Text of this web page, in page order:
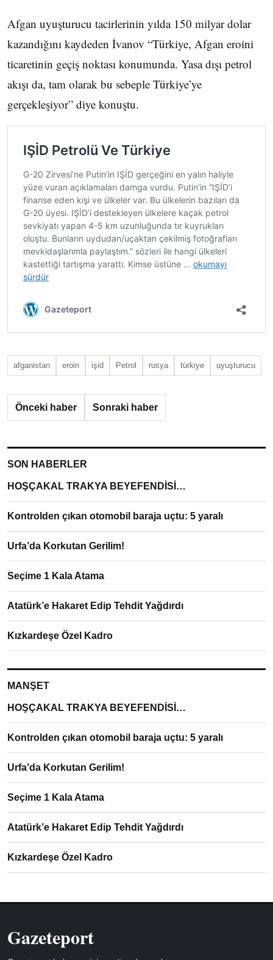
Afgan uyuşturucu tacirlerinin yılda 150 milyar dolar
kazandığını kaydeden İvanov “Türkiye, Afgan eroini
ticaretinin geçiş noktası konumunda. Yasa dışı petrol
akışı da, tam olarak bu sebeple Türkiye’ye
gerçekleşiyor” diye konuştu.
afganistan eroin işid Petrol rusya türkiye uyuşturucu
Önceki haber Sonraki haber
SON HABERLER
HOŞÇAKAL TRAKYA BEYEFENDİSİ…
Kontrolden çıkan otomobil baraja uçtu: 5 yaralı
Urfa’da Korkutan Gerilim!
Seçime 1 Kala Atama
Atatürk’e Hakaret Edip Tehdit Yağdırdı
Kızkardeşe Özel Kadro
MANŞET
HOŞÇAKAL TRAKYA BEYEFENDİSİ…
Kontrolden çıkan otomobil baraja uçtu: 5 yaralı
Urfa’da Korkutan Gerilim!
Seçime 1 Kala Atama
Atatürk’e Hakaret Edip Tehdit Yağdırdı
Kızkardeşe Özel Kadro
Gazeteport